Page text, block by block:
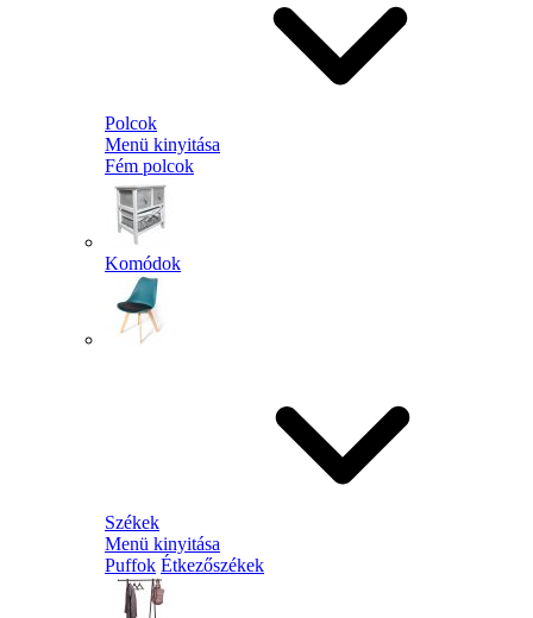
Polcok
Menü kinyitása
Fém polcok
Komódok
Székek
Menü kinyitása
Puffok Étkezőszékek